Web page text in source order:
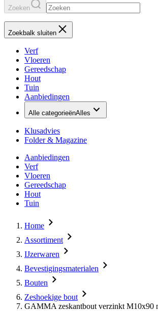
Zoeken
Zoekbalk sluiten
Verf
Vloeren
Gereedschap
Hout
Tuin
Aanbiedingen
Alle categorieënAlles
Klusadvies
Folder & Magazine
Aanbiedingen
Verf
Vloeren
Gereedschap
Hout
Tuin
Home
Assortiment
IJzerwaren
Bevestigingsmaterialen
Bouten
Zeshoekige bout
GAMMA zeskantbout verzinkt M10x90